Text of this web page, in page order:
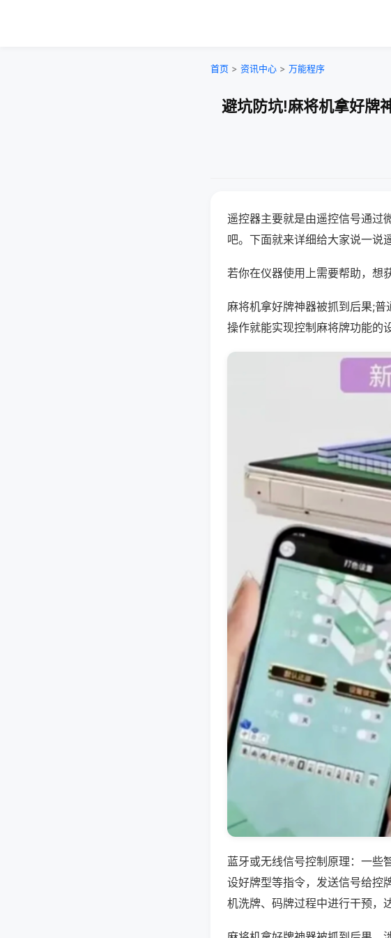
首页 > 资讯中心 > 万能程序
避坑防坑!麻将机拿好牌
遥控器主要就是由遥控信号通过
吧。下面就来详细给大家说一说
若你在仪器使用上需要帮助，想
麻将机拿好牌神器被抓到后果;
操作就能实现控制麻将牌功能的
蓝牙或无线信号控制原理：一些
设好牌型等指令，发送信号给控
机洗牌、码牌过程中进行干预，